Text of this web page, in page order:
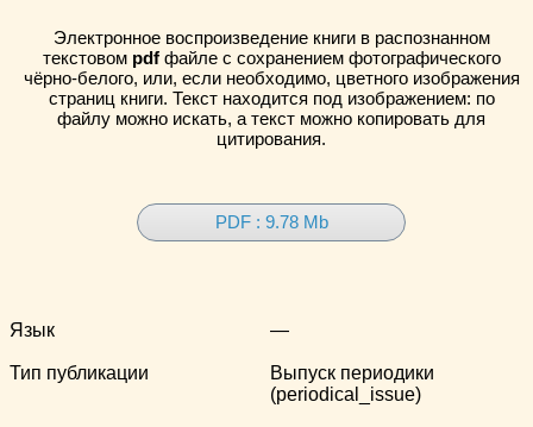
Электронное воспроизведение книги в распознанном
текстовом pdfфайле с сохранением фотографического
чёрно-белого, или, если необходимо, цветного изображения
страниц книги. Текст находится под изображением: по
файлу можно искать, а текст можно копировать для
цитирования.
PDF : 9.78 Mb
Язык —
Тип публикации
Выпуск периодики
(periodical_issue)